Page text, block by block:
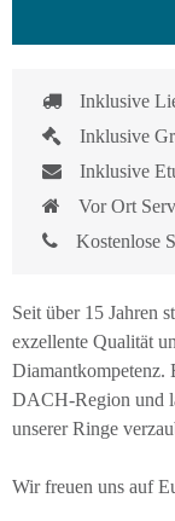
Inklusive
Inklusive
Inklusive
Vor Ort
Kostenlose
Seit über 15
exzellente Qualität
Diamantkompetenz.
DACH-Region und
unserer Ringe
Wir freuen uns auf